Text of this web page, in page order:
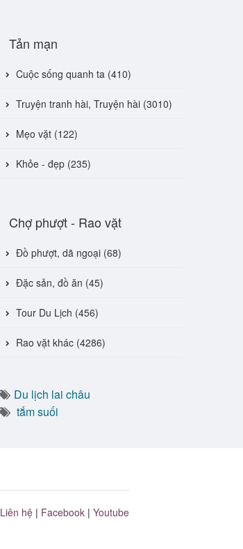
Tản mạn
Cuộc sống quanh ta (410)
Truyện tranh hài, Truyện hài (3010)
Mẹo vặt (122)
Khỏe - đẹp (235)
Chợ phượt - Rao vặt
Đồ phượt, dã ngoại (68)
Đặc sản, đồ ăn (45)
Tour Du Lịch (456)
Rao vặt khác (4286)
Du lịch lai châu
tắm suối
Liên hệ | Facebook | Youtube